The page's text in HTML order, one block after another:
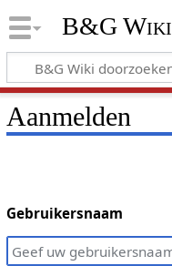
B&G Wiki
Aanmelden
Gebruikersnaam